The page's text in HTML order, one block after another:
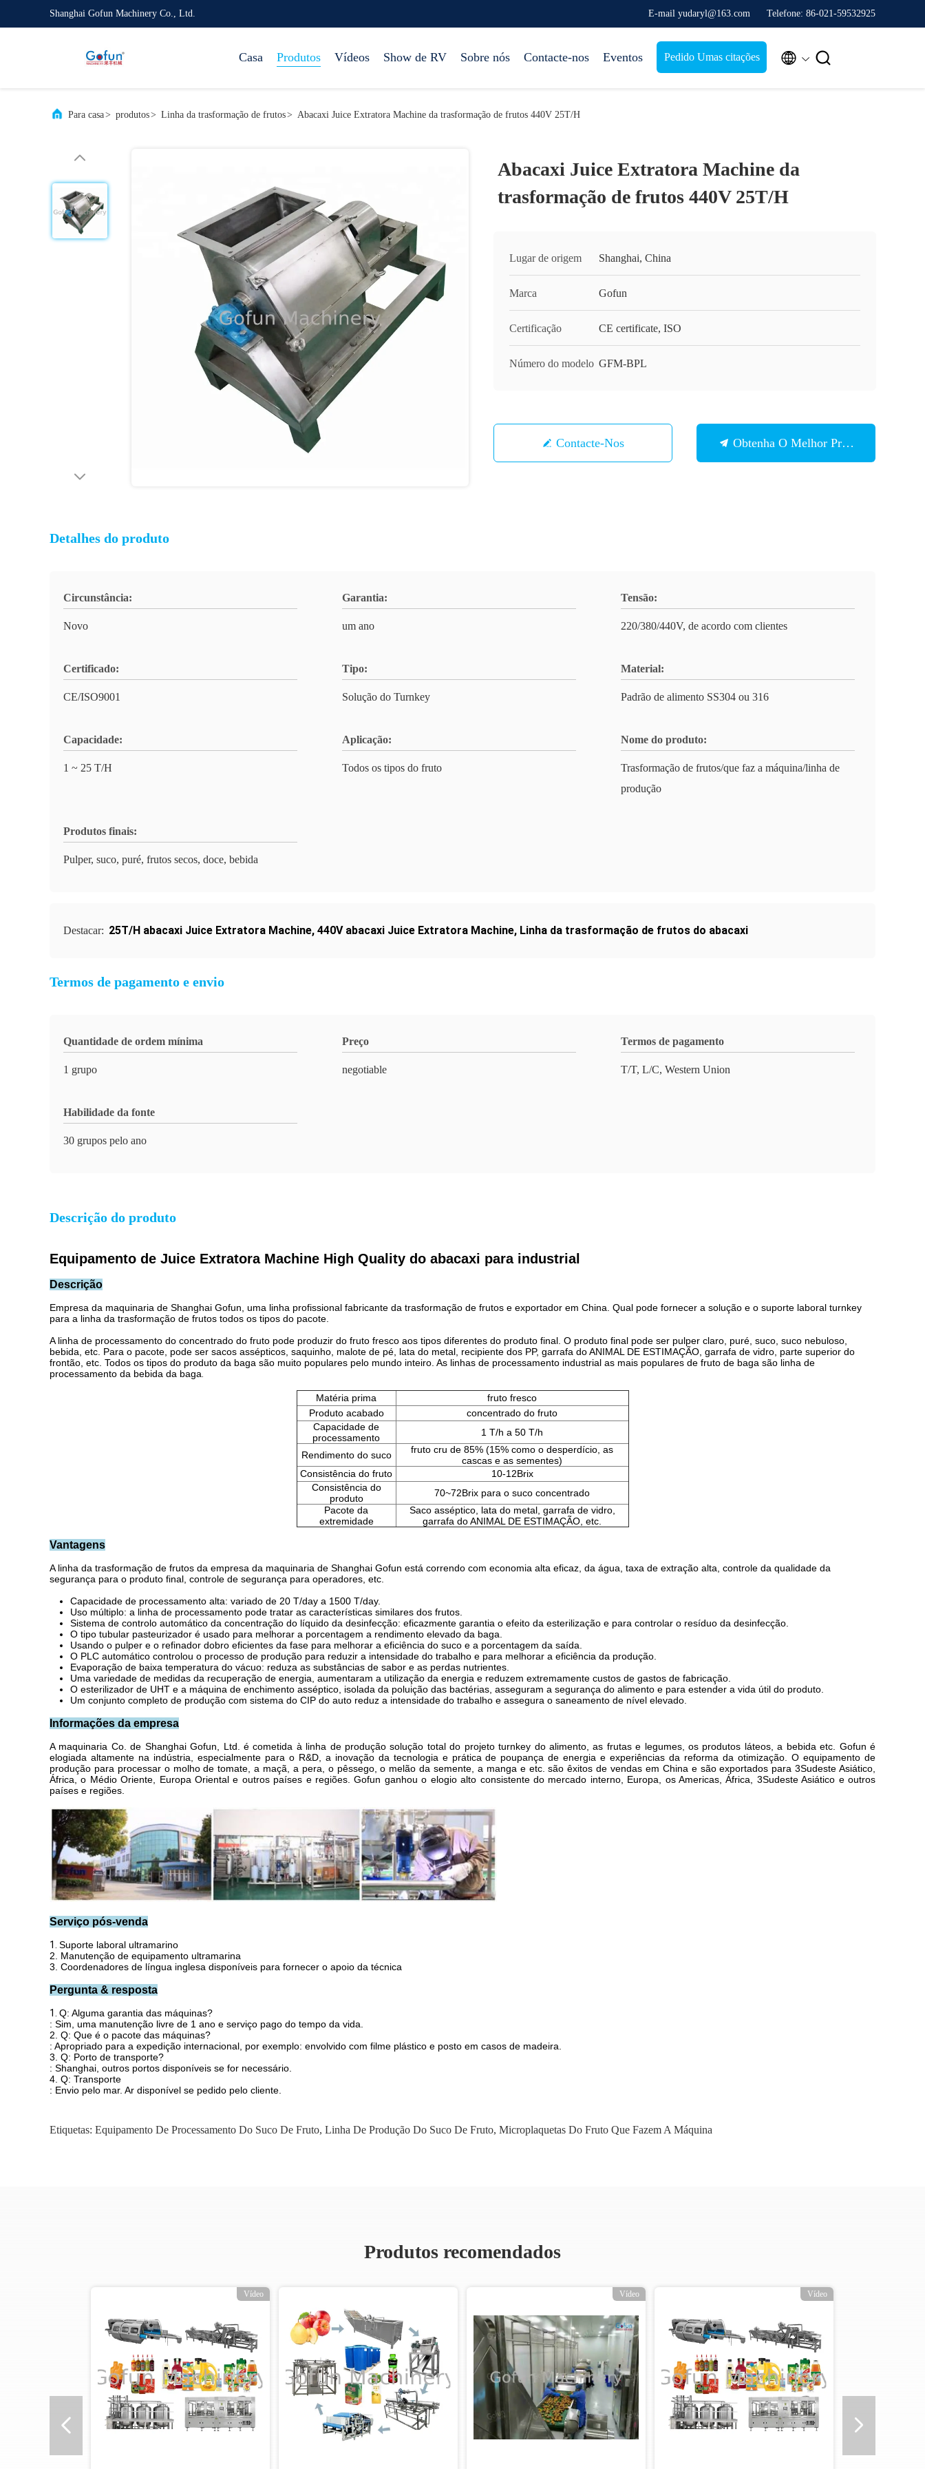
Shanghai Gofun Machinery Co., Ltd. E-mail yudaryl@163.com Telefone: 86-021-59532925
Casa Produtos Vídeos Show de RV Sobre nós Contacte-nos Eventos Pedido Umas citações  
Para casa> produtos> Linha da trasformação de frutos> Abacaxi Juice Extratora Machine da trasformação de frutos 440V 25T/H
Abacaxi Juice Extratora Machine da
trasformação de frutos 440V 25T/H
Lugar de origem Shanghai, China
Marca Gofun
Certificação CE certificate, ISO
Número do modelo GFM-BPL
Contacte-Nos Obtenha O Melhor Preço
Detalhes do produto
Circunstância:
Novo
Garantia:
um ano
Tensão:
220/380/440V, de acordo com clientes
Certificado:
CE/ISO9001
Tipo:
Solução do Turnkey
Material:
Padrão de alimento SS304 ou 316
Capacidade:
1 ~ 25 T/H
Aplicação:
Todos os tipos do fruto
Nome do produto:
Trasformação de frutos/que faz a máquina/linha de
produção
Produtos finais:
Pulper, suco, puré, frutos secos, doce, bebida
Destacar: 25T/H abacaxi Juice Extratora Machine, 440V abacaxi Juice Extratora Machine, Linha da trasformação de frutos do abacaxi
Termos de pagamento e envio
Quantidade de ordem mínima
1 grupo
Preço
negotiable
Termos de pagamento
T/T, L/C, Western Union
Habilidade da fonte
30 grupos pelo ano
Descrição do produto
Equipamento de Juice Extratora Machine High Quality do abacaxi para industrial
Descrição
Empresa da maquinaria de Shanghai Gofun, uma linha profissional fabricante da trasformação de frutos e exportador em China. Qual pode fornecer a solução e o suporte laboral turnkey
para a linha da trasformação de frutos todos os tipos do pacote.
A linha de processamento do concentrado do fruto pode produzir do fruto fresco aos tipos diferentes do produto final. O produto final pode ser pulper claro, puré, suco, suco nebuloso,
bebida, etc. Para o pacote, pode ser sacos assépticos, saquinho, malote de pé, lata do metal, recipiente dos PP, garrafa do ANIMAL DE ESTIMAÇÃO, garrafa de vidro, parte superior do
frontão, etc. Todos os tipos do produto da baga são muito populares pelo mundo inteiro. As linhas de processamento industrial as mais populares de fruto de baga são linha de
processamento da bebida da baga
Matéria prima
fruto fresco
Produto acabado
concentrado do fruto
Capacidade de
processamento
1 T/h a 50 T/h
Rendimento do suco
fruto cru de 85% (15% como o desperdício, as
cascas e as sementes)
Consistência do fruto
10-12Brix
Consistência do
produto
70~72Brix para o suco concentrado
Pacote da
extremidade
Saco asséptico, lata do metal, garrafa de vidro,
garrafa do ANIMAL DE ESTIMAÇÃO, etc.
Vantagens
A linha da trasformação de frutos da empresa da maquinaria de Shanghai Gofun está correndo com economia alta eficaz, da água, taxa de extração alta, controle da qualidade da
segurança para o produto final, controle de segurança para operadores, etc.
Capacidade de processamento alta: variado de 20 T/day a 1500 T/day.
Uso múltiplo: a linha de processamento pode tratar as características similares dos frutos.
Sistema de controlo automático da concentração do líquido da desinfecção: eficazmente garantia o efeito da esterilização e para controlar o resíduo da desinfecção.
O tipo tubular pasteurizador é usado para melhorar a porcentagem a rendimento elevado da baga.
Usando o pulper e o refinador dobro eficientes da fase para melhorar a eficiência do suco e a porcentagem da saída.
O PLC automático controlou o processo de produção para reduzir a intensidade do trabalho e para melhorar a eficiência da produção.
Evaporação de baixa temperatura do vácuo: reduza as substâncias de sabor e as perdas nutrientes.
Uma variedade de medidas da recuperação de energia, aumentaram a utilização da energia e reduzem extremamente custos de gastos de fabricação.
O esterilizador de UHT e a máquina de enchimento asséptico, isolada da poluição das bactérias, asseguram a segurança do alimento e para estender a vida útil do produto.
Um conjunto completo de produção com sistema do CIP do auto reduz a intensidade do trabalho e assegura o saneamento de nível elevado.
Informações da empresa
A maquinaria Co. de Shanghai Gofun, Ltd. é cometida à linha de produção solução total do projeto turnkey do alimento, as frutas e legumes, os produtos láteos, a bebida etc. Gofun é
elogiada altamente na indústria, especialmente para o R&D, a inovação da tecnologia e prática de poupança de energia e experiências da reforma da otimização. O equipamento de
produção para processar o molho de tomate, a maçã, a pera, o pêssego, o melão da semente, a manga e etc. são êxitos de vendas em China e são exportados para 3Sudeste Asiático,
África, o Médio Oriente, Europa Oriental e outros países e regiões. Gofun ganhou o elogio alto consistente do mercado interno, Europa, os Americas, África, 3Sudeste Asiático e outros
países e regiões.
Serviço pós-venda
1. Suporte laboral ultramarino
2. Manutenção de equipamento ultramarina
3. Coordenadores de língua inglesa disponíveis para fornecer o apoio da técnica
Pergunta & resposta
1. Q: Alguma garantia das máquinas?
: Sim, uma manutenção livre de 1 ano e serviço pago do tempo da vida.
2. Q: Que é o pacote das máquinas?
: Apropriado para a expedição internacional, por exemplo: envolvido com filme plástico e posto em casos de madeira.
3. Q: Porto de transporte?
: Shanghai, outros portos disponíveis se for necessário.
4. Q: Transporte
: Envio pelo mar. Ar disponível se pedido pelo cliente.
Etiquetas: Equipamento De Processamento Do Suco De Fruto, Linha De Produção Do Suco De Fruto, Microplaquetas Do Fruto Que Fazem A Máquina
Produtos recomendados
Vídeo Vídeo